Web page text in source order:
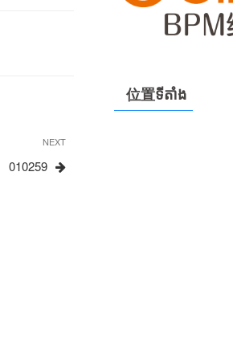
Next
Post
NEXT
010259
位置ទីតាំង